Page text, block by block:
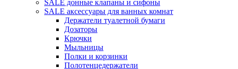
SALE донные клапаны и сифоны
SALE аксессуары для ванных комнат
Держатели туалетной бумаги
Дозаторы
Крючки
Мыльницы
Полки и корзинки
Полотенцедержатели